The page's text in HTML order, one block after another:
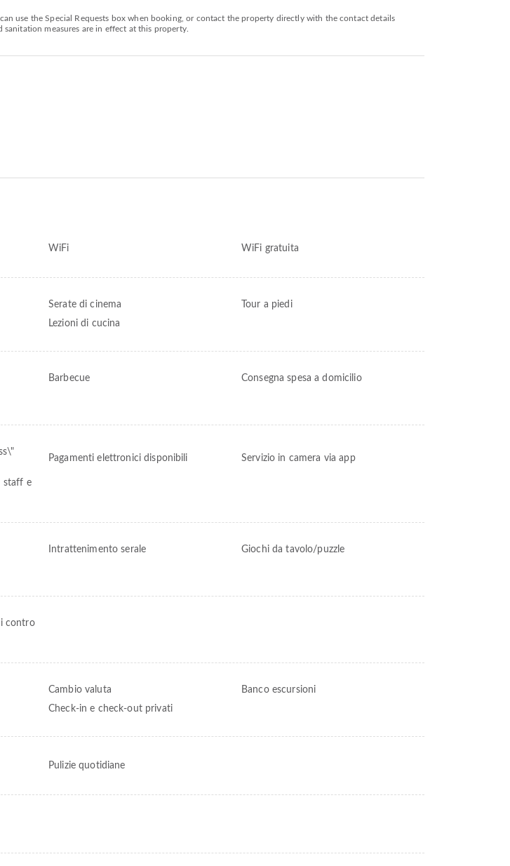
use the Special Requests box when booking, or contact the property directly with the contact details
measures are in effect at this property.
WiFi WiFi gratuita
Serate di cinema
Tour a piedi
Lezioni di cucina
Barbecue
Consegna spesa a domicilio
Pagamenti elettronici disponibili Servizio in camera via app
staff e
Intrattenimento serale
Giochi da tavolo/puzzle
contro
Cambio valuta
Banco escursioni
Check-in e check-out privati
Pulizie quotidiane